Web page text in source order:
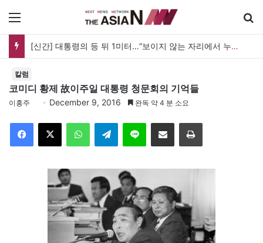
[신간] 대통령의 등 뒤 1미터…“보이지 않는 자리에서 누구를 지킨다는 것”
칼럼
코미디 황제 故이주일 대통령 청문회의 기억들
이홍주 December 9, 2016 완독 약 4 분 소요
Telegram 이메일